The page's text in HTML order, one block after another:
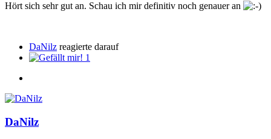
Hört sich sehr gut an. Schau ich mir definitiv noch genauer an
DaNilz reagierte darauf
1
DaNilz